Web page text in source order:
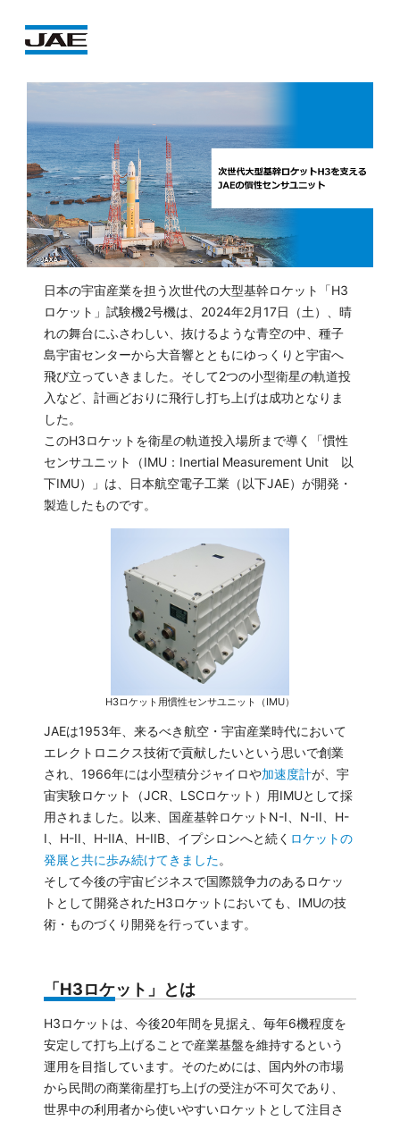
日本の宇宙産業を担う次世代の大型基幹ロケット「H3
ロケット」試験機2号機は、2024年2月17日（土）、晴
れの舞台にふさわしい、抜けるような青空の中、種子
島宇宙センターから大音響とともにゆっくりと宇宙へ
飛び立っていきました。そして2つの小型衛星の軌道投
入など、計画どおりに飛行し打ち上げは成功となりま
した。
このH3ロケットを衛星の軌道投入場所まで導く「慣性
センサユニット（IMU：Inertial Measurement Unit 以
下IMU）」は、日本航空電子工業（以下JAE）が開発・
製造したものです。
H3ロケット用慣性センサユニット（IMU）
JAEは1953年、来るべき航空・宇宙産業時代において
エレクトロニクス技術で貢献したいという思いで創業
され、1966年には小型積分ジャイロや加速度計が、宇
宙実験ロケット（JCR、LSCロケット）用IMUとして採
用されました。以来、国産基幹ロケットN-I、N-II、H-
I、H-II、H-IIA、H-IIB、イプシロンへと続く ロケットの
発展と共に歩み続けてきました。
そして今後の宇宙ビジネスで国際競争力のあるロケッ
トとして開発されたH3ロケットにおいても、IMUの技
術・ものづくり開発を行っています。
「H3ロケット」とは
H3ロケットは、今後20年間を見据え、毎年6機程度を
安定して打ち上げることで産業基盤を維持するという
運用を目指しています。そのためには、国内外の市場
から民間の商業衛星打ち上げの受注が不可欠であり、
世界中の利用者から使いやすいロケットとして注目さ